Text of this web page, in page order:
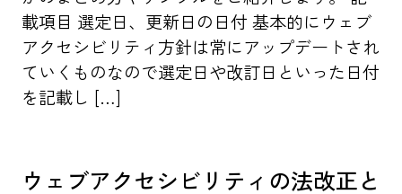
載項目 選定日、更新日の日付 基本的にウェブ
アクセシビリティ方針は常にアップデートされ
ていくものなので選定日や改訂日といった日付
を記載し […]
ウェブアクセシビリティの法改正と